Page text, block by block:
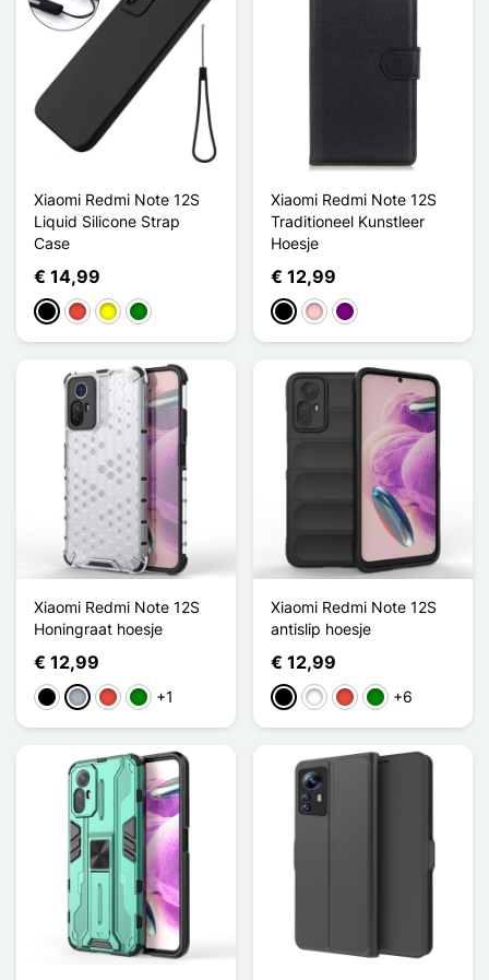
Xiaomi Redmi Note 12S
Liquid Silicone Strap
Case
€ 14,99
ZwartRoodGeelGroen
Xiaomi Redmi Note 12S
Traditioneel Kunstleer
Hoesje
€ 12,99
ZwartRozePurper
Xiaomi Redmi Note 12S
Honingraat hoesje
€ 12,99
ZwartGrijsRoodGroen
+1
Xiaomi Redmi Note 12S
antislip hoesje
€ 12,99
ZwartWit RoodGroen
+6